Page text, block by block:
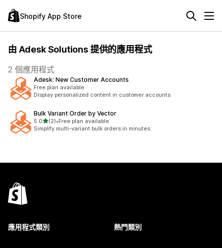
Shopify App Store
由 Adesk Solutions 提供的應用程式
2 個應用程式
Adesk: New Customer Accounts
Free plan available
Display personalized content in customer accounts
Bulk Variant Order by Vector
5.0滿分 5 顆星
(2)
共有 2 則評價
•Free plan available
Simplify multi-variant bulk orders in minutes.
應用程式類別 熱門類別